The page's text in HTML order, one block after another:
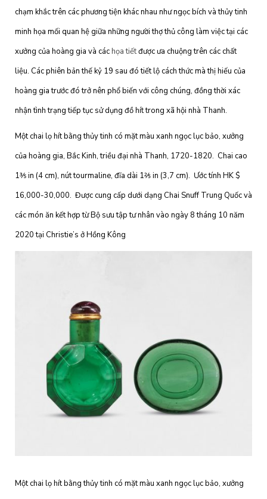
chạm khắc trên các phương tiện khác nhau như ngọc bích và thủy tinh
minh họa mối quan hệ giữa những người thợ thủ công làm việc tại các
xưởng của hoàng gia và các họa tiếtđược ưa chuộng trên các chất
liệu. Các phiên bản thế kỷ 19 sau đó tiết lộ cách thức mà thị hiếu của
hoàng gia trước đó trở nên phổ biến với công chúng, đồng thời xác
nhận tình trạng tiếp tục sử dụng đồ hít trong xã hội nhà Thanh.
Một chai lọ hít bằng thủy tinh có mặt màu xanh ngọc lục bảo, xưởng
của hoàng gia, Bắc Kinh, triều đại nhà Thanh, 1720-1820. Chai cao
1⅗ in (4 cm), nút tourmaline, đĩa dài 1⅖ in (3,7 cm). Ước tính HK $
16,000-30,000. Được cung cấp dưới dạng Chai Snuff Trung Quốc và
các món ăn kết hợp từ Bộ sưu tập tư nhân vào ngày 8 tháng 10 năm
2020 tại Christie’s ở Hồng Kông
Một chai lọ hít bằng thủy tinh có mặt màu xanh ngọc lục bảo, xưởng